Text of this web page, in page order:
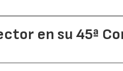
en su 45ª